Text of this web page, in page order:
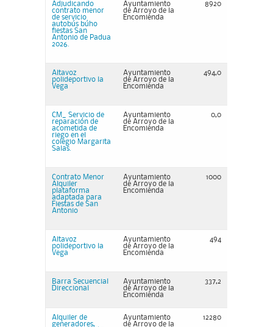
Adjudicando
contrato menor
de servicio
autobús búho
fiestas San
Antonio de Padua
2026.
Ayuntamiento
de Arroyo de la
Encomienda
8920
Altavoz
polideportivo la
Vega
Ayuntamiento
de Arroyo de la
Encomienda
494,0
CM_ Servicio de
reparación de
acometida de
riego en el
colegio Margarita
Salas.
Ayuntamiento
de Arroyo de la
Encomienda
0,0
Contrato Menor
Alquiler
plataforma
adaptada para
Fiestas de San
Antonio
Ayuntamiento
de Arroyo de la
Encomienda
1000
Altavoz
polideportivo la
Vega
Ayuntamiento
de Arroyo de la
Encomienda
494
Barra Secuencial
Direccional
Ayuntamiento
de Arroyo de la
Encomienda
337,2
Alquiler de
generadores,
Ayuntamiento
de Arroyo de la
12280